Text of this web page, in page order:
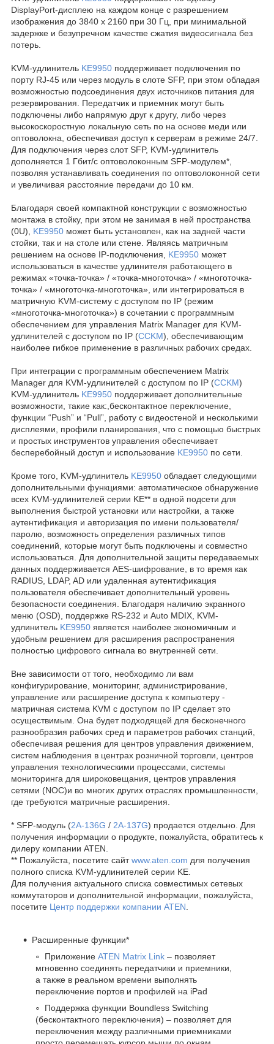
DisplayPort-дисплею на каждом конце с разрешением
изображения до 3840 x 2160 при 30 Гц, при минимальной
задержке и безупречном качестве сжатия видеосигнала без
потерь.
KVM-удлинитель KE9950 поддерживает подключения по
порту RJ-45 или через модуль в слоте SFP, при этом обладая
возможностью подсоединения двух источников питания для
резервирования. Передатчик и приемник могут быть
подключены либо напрямую друг к другу, либо через
высокоскоростную локальную сеть по на основе меди или
оптоволокна, обеспечивая доступ к серверам в режиме 24/7.
Для подключения через слот SFP, KVM-удлинитель
дополняется 1 Гбит/с оптоволоконным SFP-модулем*,
позволяя устанавливать соединения по оптоволоконной сети
и увеличивая расстояние передачи до 10 км.
Благодаря своей компактной конструкции с возможностью
монтажа в стойку, при этом не занимая в ней пространства
(0U), KE9950 может быть установлен, как на задней части
стойки, так и на столе или стене. Являясь матричным
решением на основе IP-подключения, KE9950 может
использоваться в качестве удлинителя работающего в
режимах «точка-точка» / «точка-многоточка» / «многоточка-
точка» / «многоточка-многоточка», или интегрироваться в
матричную KVM-систему с доступом по IP (режим
«многоточка-многоточка») в сочетании с программным
обеспечением для управления Matrix Manager для KVM-
удлинителей с доступом по IP (CCKM), обеспечивающим
наиболее гибкое применение в различных рабочих средах.
При интеграции с программным обеспечением Matrix
Manager для KVM-удлинителей с доступом по IP (CCKM)
KVM-удлинитель KE9950 поддерживает дополнительные
возможности, такие как:,бесконтактное переключение,
функции “Push” и “Pull”, работу с видеостеной и несколькими
дисплеями, профили планирования, что с помощью быстрых
и простых инструментов управления обеспечивает
бесперебойный доступ и использование KE9950 по сети.
Кроме того, KVM-удлинитель KE9950 обладает следующими
дополнительными функциями: автоматическое обнаружение
всех KVM-удлинителей серии KE** в одной подсети для
выполнения быстрой установки или настройки, а также
аутентификация и авторизация по имени пользователя/
паролю, возможность определения различных типов
соединений, которые могут быть подключены и совместно
использоваться. Для дополнительной защиты передаваемых
данных поддерживается AES-шифрование, в то время как
RADIUS, LDAP, AD или удаленная аутентификация
пользователя обеспечивает дополнительный уровень
безопасности соединения. Благодаря наличию экранного
меню (OSD), поддержке RS-232 и Auto MDIX, KVM-
удлинитель KE9950 является наиболее экономичным и
удобным решением для расширения распространения
полностью цифрового сигнала во внутренней сети.
Вне зависимости от того, необходимо ли вам
конфигурирование, мониторинг, администрирование,
управление или расширение доступа к компьютеру -
матричная система KVM с доступом по IP сделает это
осуществимым. Она будет подходящей для бесконечного
разнообразия рабочих сред и параметров рабочих станций,
обеспечивая решения для центров управления движением,
систем наблюдения в центрах розничной торговли, центров
управления технологическими процессами, системы
мониторинга для широковещания, центров управления
сетями (NOC)и во многих других отраслях промышленности,
где требуются матричные расширения.
* SFP-модуль (2A-136G / 2A-137G) продается отдельно. Для
получения информации о продукте, пожалуйста, обратитесь к
дилеру компании ATEN.
** Пожалуйста, посетите сайтwww.aten.com для получения
полного списка KVM-удлинителей серии KE.
Для получения актуального списка совместимых сетевых
коммутаторов и дополнительной информации, пожалуйста,
посетите Центр поддержки компании ATEN
Расширенные функции*
Приложение ATEN Matrix Link – позволяет
мгновенно соединять передатчики и приемники,
а также в реальном времени выполнять
переключение портов и профилей на iPad
Поддержка функции Boundless Switching
(бесконтактного переключения) – позволяет для
переключения между различными приемниками